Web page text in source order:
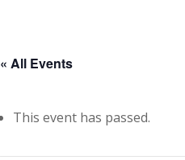
« All Events
This event has passed.